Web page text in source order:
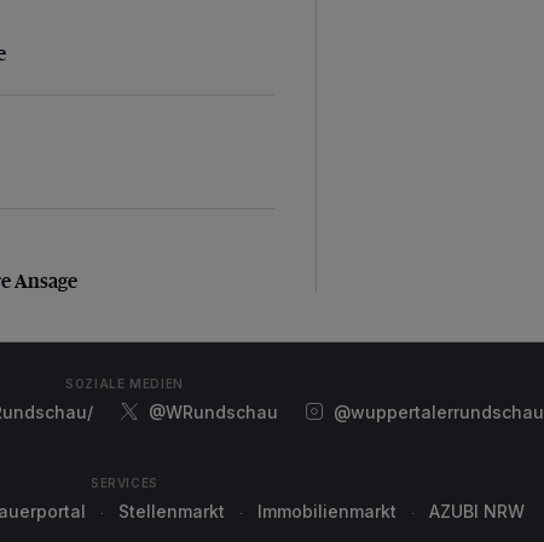
Ansage
SOZIALE MEDIEN
@WRundschau @wuppertalerrundschau
SERVICES
Stellenmarkt Immobilienmarkt AZUBI NRW